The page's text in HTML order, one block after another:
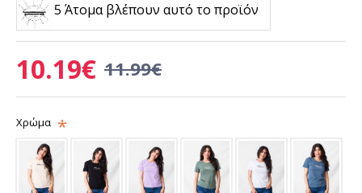
5 Άτομα βλέπουν αυτό το προϊόν
10.19€ 11.99€
Χρώμα